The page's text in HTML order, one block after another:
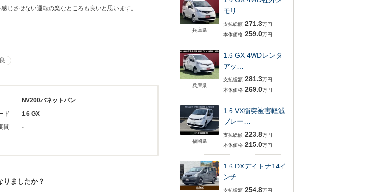
じさせない運転の楽なところも良いと思います。
NV200バネットバン
ド
1.6 GX
間
-
りましたか？
兵庫県
モリ…
支払総額 271.3万円
本体価格 259.0万円
兵庫県
1.6 GX 4WDレンタ
アッ…
支払総額 281.3万円
本体価格 269.0万円
福岡県
1.6 VX衝突被害軽減
ブレー…
支払総額 223.8万円
本体価格 215.0万円
1.6 DXデイトナ14イ
ンチ…
支払総額 254.8万円